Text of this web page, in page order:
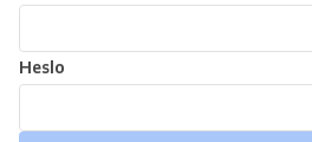
Heslo